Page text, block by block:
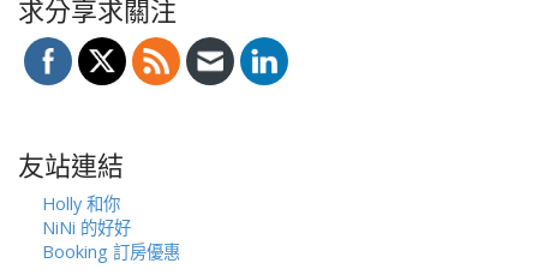
求分享求關注
友站連結
Holly 和你
NiNi 的好好
Booking 訂房優惠